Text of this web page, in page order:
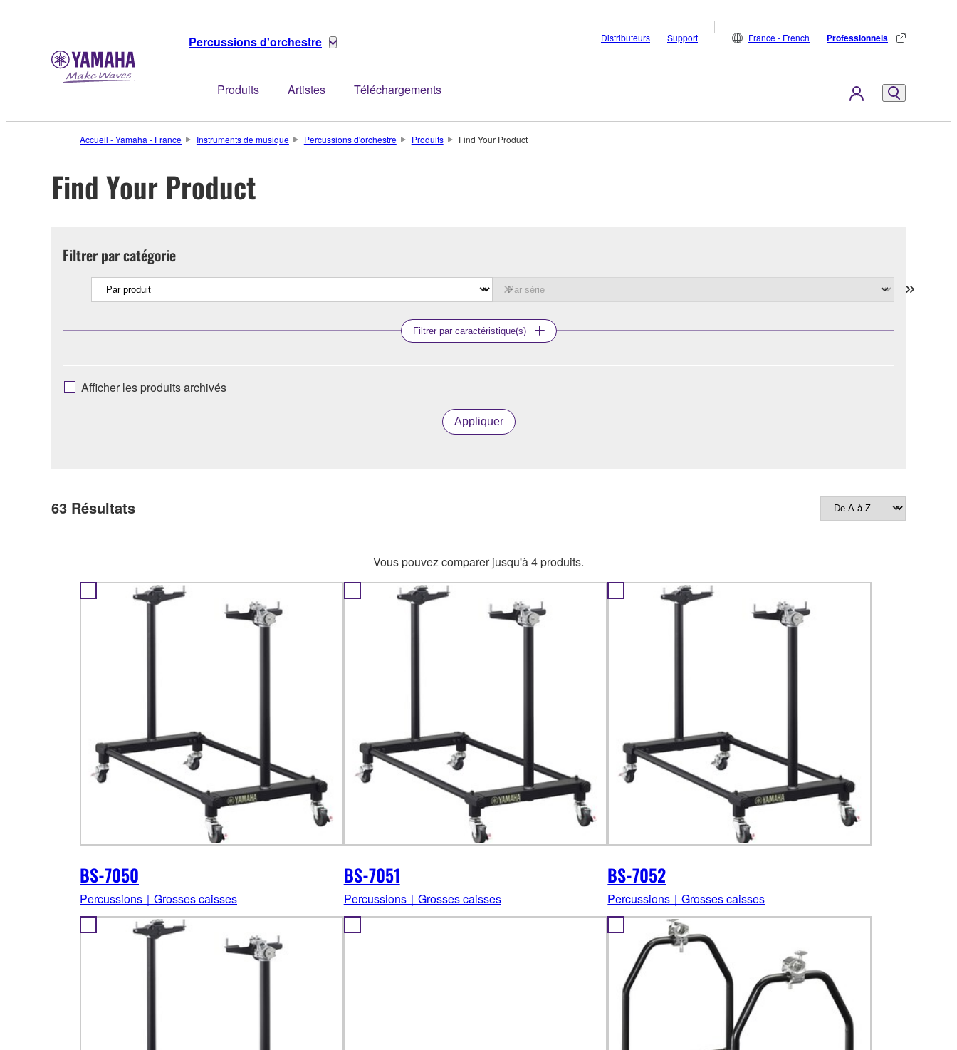
Percussions d'orchestre
Produits Artistes Téléchargements
Distributeurs Support France - French Professionnels
Accueil - Yamaha - France Instruments de musique Percussions d'orchestre Produits Find Your Product
Find Your Product
Filtrer par catégorie
Filtrer par caractéristique(s)
Afficher les produits archivés
Appliquer
63 Résultats
Vous pouvez comparer jusqu'à 4 produits.
BS-7050
Percussions｜Grosses caisses
BS-7051
Percussions｜Grosses caisses
BS-7052
Percussions｜Grosses caisses